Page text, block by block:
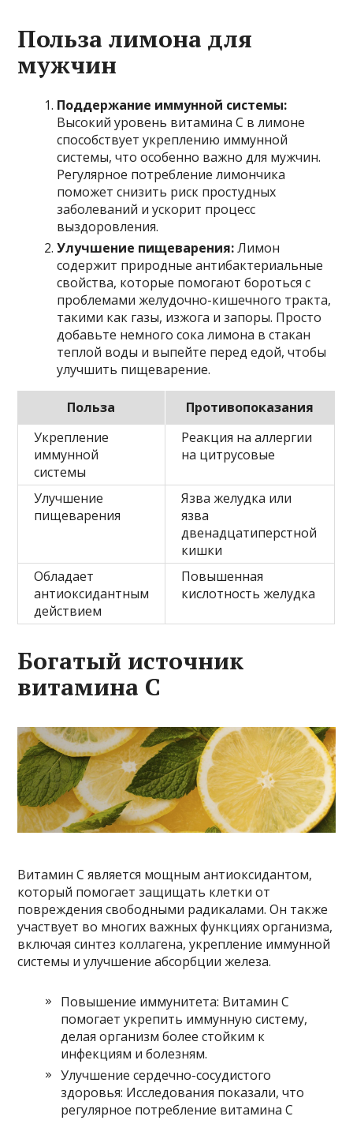
Польза лимона для
мужчин
Поддержание иммунной системы:
Высокий уровень витамина C в лимоне
способствует укреплению иммунной
системы, что особенно важно для мужчин.
Регулярное потребление лимончика
поможет снизить риск простудных
заболеваний и ускорит процесс
выздоровления.
Улучшение пищеварения:Лимон
содержит природные антибактериальные
свойства, которые помогают бороться с
проблемами желудочно-кишечного тракта,
такими как газы, изжога и запоры. Просто
добавьте немного сока лимона в стакан
теплой воды и выпейте перед едой, чтобы
улучшить пищеварение.
Польза
Противопоказания
Укрепление
иммунной
системы
Реакция на аллергии
на цитрусовые
Улучшение
пищеварения
Язва желудка или
язва
двенадцатиперстной
кишки
Обладает
антиоксидантным
действием
Повышенная
кислотность желудка
Богатый источник
витамина C
Витамин C является мощным антиоксидантом,
который помогает защищать клетки от
повреждения свободными радикалами. Он также
участвует во многих важных функциях организма,
включая синтез коллагена, укрепление иммунной
системы и улучшение абсорбции железа.
Повышение иммунитета: Витамин C
помогает укрепить иммунную систему,
делая организм более стойким к
инфекциям и болезням.
Улучшение сердечно-сосудистого
здоровья: Исследования показали, что
регулярное потребление витамина C